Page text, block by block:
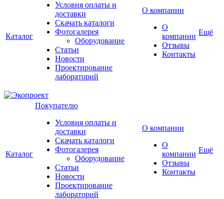
Каталог
Условия оплаты и
доставки
Скачать каталоги
Фотогалерея
Оборудование
Статьи
Новости
Проектирование
лабораторий
О компании
О
компании
Отзывы
Контакты
Ещё
Каталог
Покупателю
Условия оплаты и
доставки
Скачать каталоги
Фотогалерея
Оборудование
Статьи
Новости
Проектирование
лабораторий
О компании
О
компании
Отзывы
Контакты
Ещё